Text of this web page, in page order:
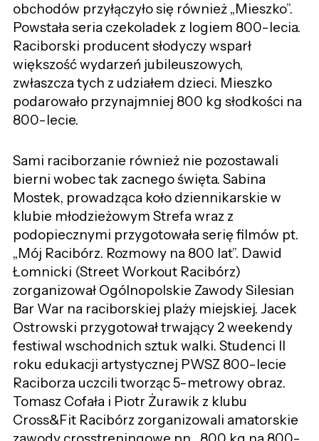
obchodów przyłączyło się również „Mieszko”.
Powstała seria czekoladek z logiem 800-lecia.
Raciborski producent słodyczy wsparł
większość wydarzeń jubileuszowych,
zwłaszcza tych z udziałem dzieci. Mieszko
podarowało przynajmniej 800 kg słodkości na
800-lecie.
Sami raciborzanie również nie pozostawali
bierni wobec tak zacnego święta. Sabina
Mostek, prowadząca koło dziennikarskie w
klubie młodzieżowym Strefa wraz z
podopiecznymi przygotowała serię filmów pt.
„Mój Racibórz. Rozmowy na 800 lat”. Dawid
Łomnicki (Street Workout Racibórz)
zorganizował Ogólnopolskie Zawody Silesian
Bar War na raciborskiej plaży miejskiej. Jacek
Ostrowski przygotował trwający 2 weekendy
festiwal wschodnich sztuk walki. Studenci II
roku edukacji artystycznej PWSZ 800-lecie
Raciborza uczcili tworząc 5-metrowy obraz.
Tomasz Cofała i Piotr Żurawik z klubu
Cross&Fit Racibórz zorganizowali amatorskie